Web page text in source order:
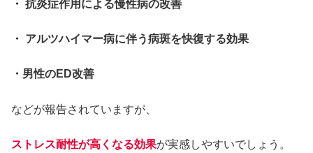
・ 抗炎症作用による慢性病の改善
・ アルツハイマー病に伴う病斑を快復する効果
・男性のED改善
などが報告されていますが、
ストレス耐性が高くなる効果が実感しやすいでしょう。